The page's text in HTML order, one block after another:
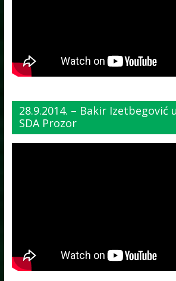
28.9.2014. – Bakir Izetbegović
SDA Prozor